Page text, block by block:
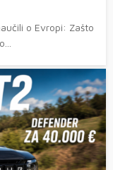
o Evropi: Zašto